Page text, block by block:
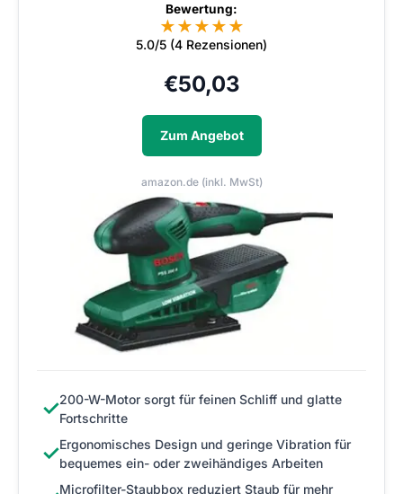
Bewertung:
★★★★★
5.0/5 (4 Rezensionen)
€50,03
Zum Angebot
amazon.de (inkl. MwSt)
✓200-W-Motor sorgt für feinen Schliff und glatte
Fortschritte
✓Ergonomisches Design und geringe Vibration für
bequemes ein- oder zweihändiges Arbeiten
Microfilter-Staubbox reduziert Staub für mehr